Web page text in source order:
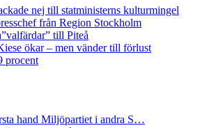
nej till statministerns kulturmingel
från Region Stockholm
till Piteå
ökar – men vänder till förlust
procent
hand Miljöpartiet i andra S…